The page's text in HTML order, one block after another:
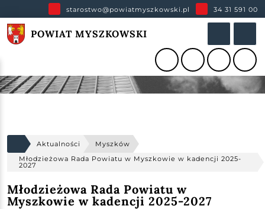
starostwo@powiatmyszkowski.pl 34 31 591 00
POWIAT MYSZKOWSKI
Aktualności
Myszków
Młodzieżowa Rada Powiatu w Myszkowie w kadencji 2025-
2027
Młodzieżowa Rada Powiatu w
Myszkowie w kadencji 2025-2027